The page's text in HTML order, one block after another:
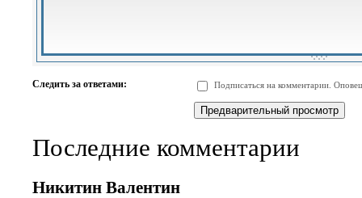
-
-
-
-
-
-
-
Следить за ответами: Подписаться на комментарии.
Последние комментарии
Никитин Валентин